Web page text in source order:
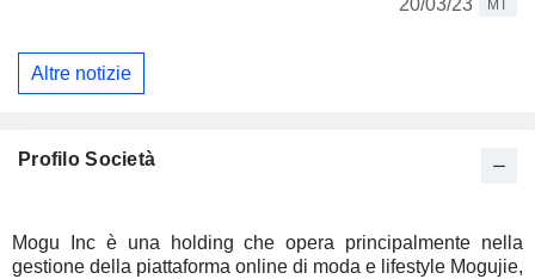
20/03/23 MT
Altre notizie
Profilo Società
Mogu Inc è una holding che opera principalmente nella
gestione della piattaforma online di moda e lifestyle Mogujie,